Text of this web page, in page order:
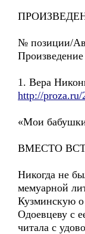
№ позиции/
Произведение
1. Вера
http://proza.ru/
«Мои
ВМЕСТО
Никогда не
мемуарной
Кузминскую
Одоевцеву с
читала с